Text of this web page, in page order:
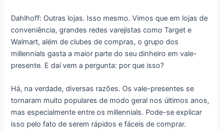
Dahlhoff: Outras lojas. Isso mesmo. Vimos que em lojas de
conveniência, grandes redes varejistas como Target e
Walmart, além de clubes de compras, o grupo dos
millennials gasta a maior parte do seu dinheiro em vale-
presente. E daí vem a pergunta: por que isso?
Há, na verdade, diversas razões. Os vale-presentes se
tornaram muito populares de modo geral nos últimos anos,
mas especialmente entre os millennials. Pode-se explicar
isso pelo fato de serem rápidos e fáceis de comprar.